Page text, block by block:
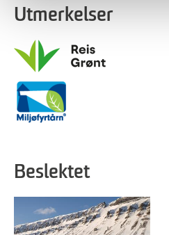
Utmerkelser
Beslektet